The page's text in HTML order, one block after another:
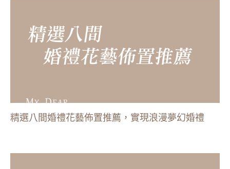
精選八間婚禮花藝佈置推薦，實現浪漫夢幻婚禮